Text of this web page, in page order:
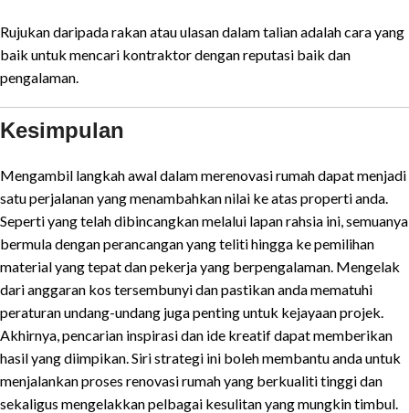
Rujukan daripada rakan atau ulasan dalam talian adalah cara yang
baik untuk mencari kontraktor dengan reputasi baik dan
pengalaman.
Kesimpulan
Mengambil langkah awal dalam merenovasi rumah dapat menjadi
satu perjalanan yang menambahkan nilai ke atas properti anda.
Seperti yang telah dibincangkan melalui lapan rahsia ini, semuanya
bermula dengan perancangan yang teliti hingga ke pemilihan
material yang tepat dan pekerja yang berpengalaman. Mengelak
dari anggaran kos tersembunyi dan pastikan anda mematuhi
peraturan undang-undang juga penting untuk kejayaan projek.
Akhirnya, pencarian inspirasi dan ide kreatif dapat memberikan
hasil yang diimpikan. Siri strategi ini boleh membantu anda untuk
menjalankan proses renovasi rumah yang berkualiti tinggi dan
sekaligus mengelakkan pelbagai kesulitan yang mungkin timbul.